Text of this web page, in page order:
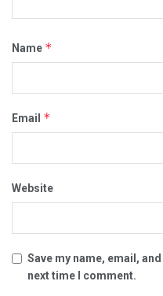
Name *
Email *
Website
Save my name, email,
next time I comment.